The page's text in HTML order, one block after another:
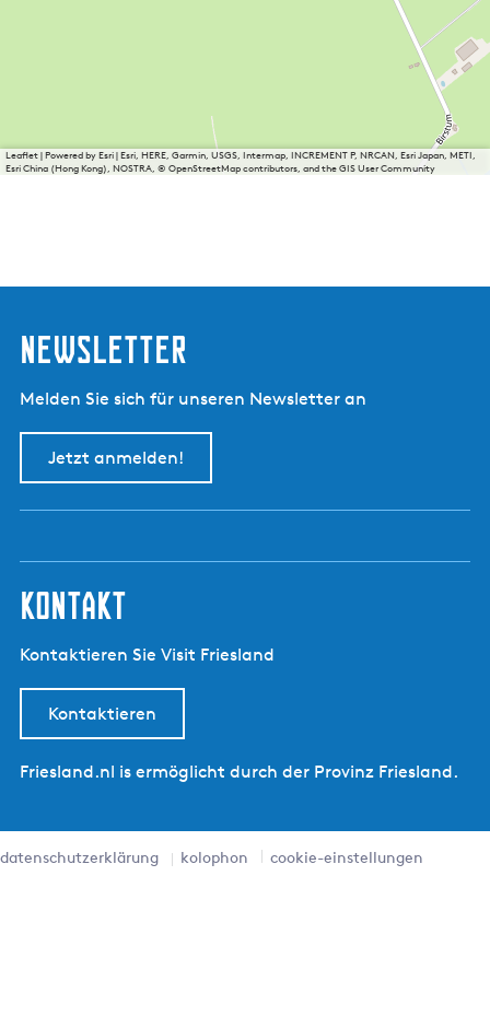
Leaflet|Powered by Esri | Esri, HERE, Garmin, USGS, Intermap, INCREMENT P, NRCAN, Esri Japan, METI,
Esri China (Hong Kong), NOSTRA, © OpenStreetMap contributors, and the GIS User Community
Newsletter
Melden Sie sich für unseren Newsletter an
Jetzt anmelden!
kontakt
Kontaktieren Sie Visit Friesland
Kontaktieren
Friesland.nl is ermöglicht durch der Provinz Friesland.
datenschutzerklärung kolophon cookie-einstellungen